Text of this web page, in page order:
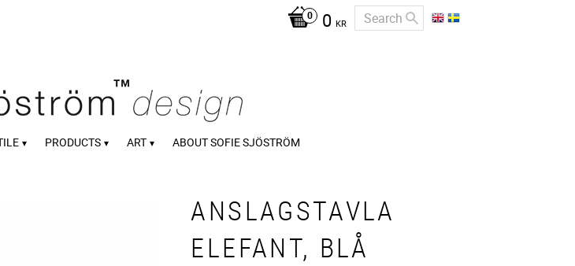
0 KR
PRODUCTS ART ABOUT SOFIE SJÖSTRÖM
ANSLAGSTAVLA
ELEFANT, BLÅ